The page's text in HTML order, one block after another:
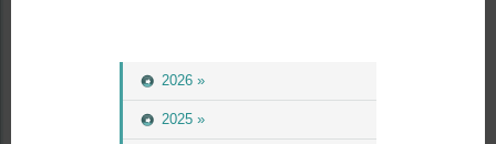
2026 »
2025 »